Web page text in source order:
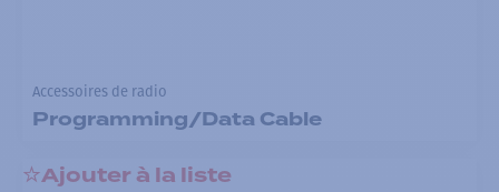
Accessoires de radio
Programming/Data Cable
Ajouter à la liste